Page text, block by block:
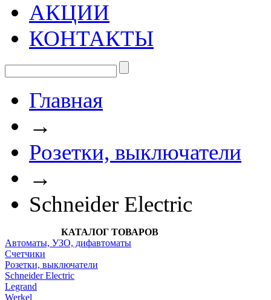
АКЦИИ
КОНТАКТЫ
Главная
→
Розетки, выключатели
→
Schneider Electric
КАТАЛОГ ТОВАРОВ
Автоматы, УЗО, дифавтоматы
Счетчики
Розетки, выключатели
Schneider Electric
Legrand
Werkel